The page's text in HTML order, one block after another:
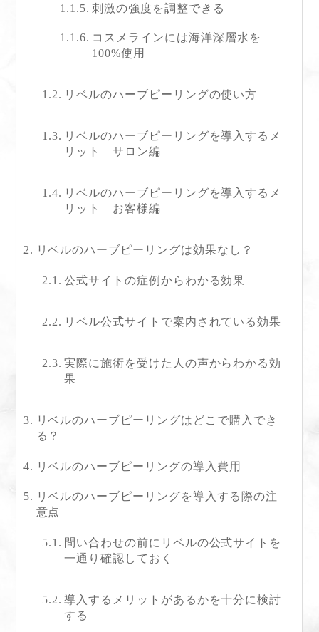
刺激の強度を調整できる
コスメラインには海洋深層水を
100%使用
リベルのハーブピーリングの使い方
リベルのハーブピーリングを導入するメ
リット サロン編
リベルのハーブピーリングを導入するメ
リット お客様編
リベルのハーブピーリングは効果なし？
公式サイトの症例からわかる効果
リベル公式サイトで案内されている効果
実際に施術を受けた人の声からわかる効
果
リベルのハーブピーリングはどこで購入でき
る？
リベルのハーブピーリングの導入費用
リベルのハーブピーリングを導入する際の注
意点
問い合わせの前にリベルの公式サイトを
一通り確認しておく
導入するメリットがあるかを十分に検討
する